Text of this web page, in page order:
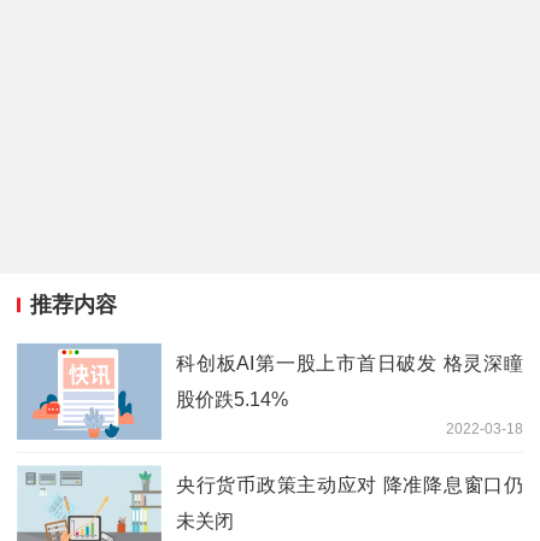
推荐内容
科创板AI第一股上市首日破发 格灵深瞳
股价跌5.14%
2022-03-18
央行货币政策主动应对 降准降息窗口仍
未关闭